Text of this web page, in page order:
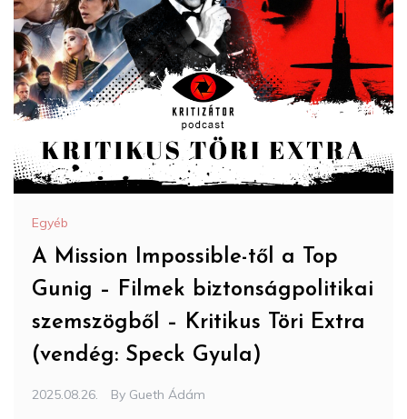
Egyéb
A Mission Impossible-től a Top
Gunig – Filmek biztonságpolitikai
szemszögből – Kritikus Töri Extra
(vendég: Speck Gyula)
2025.08.26. By Gueth Ádám